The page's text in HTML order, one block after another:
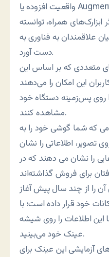
واقعیت افزوده یا Augmented Reality با وجود
همراه، توانسته
علاقمندان به فناوری به
دست آورد.
متعددی که بر اساس این
این امکان را می‌دهند
روی پس‌زمینه دستگاه خود
مشاهده کنند.
که شما گوشی خود را به
تصویر، اطلاعاتی را نشان
را نشان می دهند که در
را از چند سال پیش آغاز
خود قرار داده است؛ با
این اطلاعات را روی شیشه
عینک خود می‌بینید.
آزمایشی این عینک برای